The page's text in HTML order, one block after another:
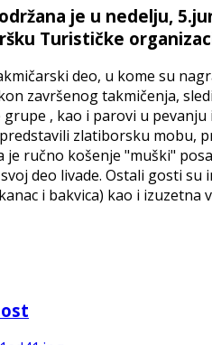
je u nedelju,
Turističke
deo, u kome su
završenog takmičenja,
, kao i parovi u
zlatiborsku
ručno košenje "muški"
deo livade. Ostali gosti
i bakvica) kao i